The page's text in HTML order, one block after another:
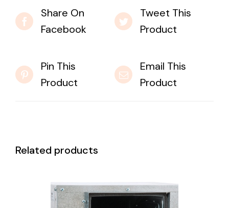
Share On
Facebook
Tweet This
Product
Pin This
Product
Email This
Product
Related products